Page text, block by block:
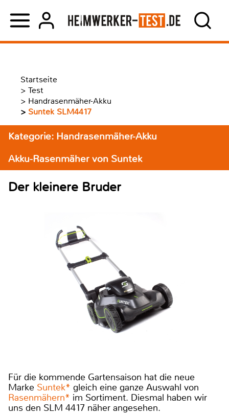
Startseite
> Test
> Handrasenmäher-Akku
> Suntek SLM4417
Kategorie: Handrasenmäher-Akku
Akku-Rasenmäher von Suntek
Der kleinere Bruder
Für die kommende Gartensaison hat die neue
Marke Suntek* gleich eine ganze Auswahl von
Rasenmähern* im Sortiment. Diesmal haben wir
uns den SLM 4417 näher angesehen.